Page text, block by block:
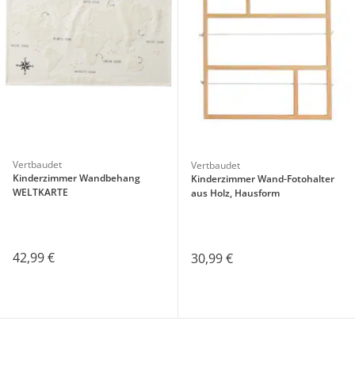
Vertbaudet
Kinderzimmer Wandbehang
WELTKARTE
42,99 €
Vertbaudet
Kinderzimmer Wand-Fotohalter
aus Holz, Hausform
30,99 €